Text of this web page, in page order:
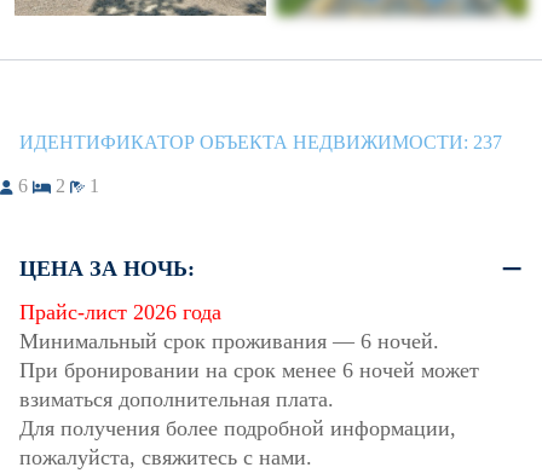
ИДЕНТИФИКАТОР ОБЪЕКТА НЕДВИЖИМОСТИ: 237
6 2 1
ЦЕНА ЗА НОЧЬ:
Прайс-лист 2026 года
Минимальный срок проживания — 6 ночей.
При бронировании на срок менее 6 ночей может
взиматься дополнительная плата.
Для получения более подробной информации,
пожалуйста, свяжитесь с нами.